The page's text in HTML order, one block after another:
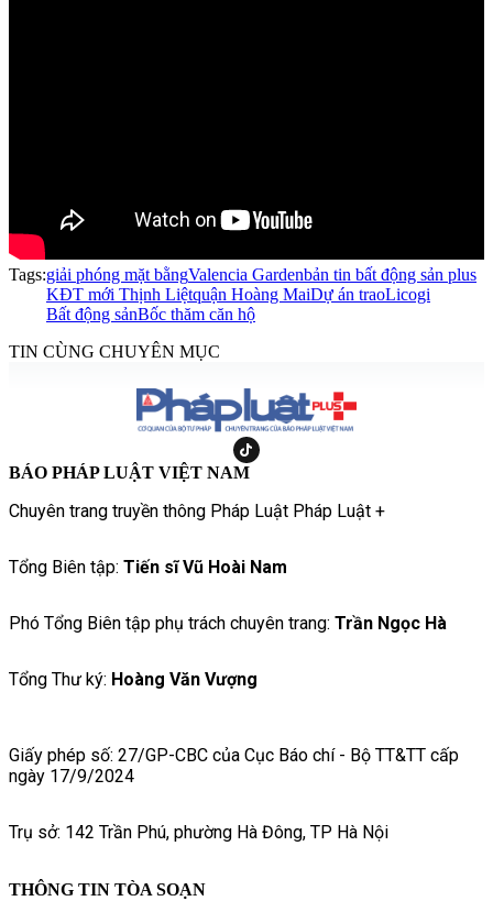
Tags:giải phóng mặt bằngValencia Gardenbản tin bất động sản plus
KĐT mới Thịnh Liệtquận Hoàng MaiDự án traoLicogi
Bất động sảnBốc thăm căn hộ
TIN CÙNG CHUYÊN MỤC
BÁO PHÁP LUẬT VIỆT NAM
Chuyên trang truyền thông Pháp Luật Pháp Luật +
Tổng Biên tập: Tiến sĩ Vũ Hoài Nam
Phó Tổng Biên tập phụ trách chuyên trang: Trần Ngọc Hà
Tổng Thư ký: Hoàng Văn Vượng
Giấy phép số: 27/GP-CBC của Cục Báo chí - Bộ TT&TT cấp
ngày 17/9/2024
Trụ sở: 142 Trần Phú, phường Hà Đông, TP Hà Nội
THÔNG TIN TÒA SOẠN